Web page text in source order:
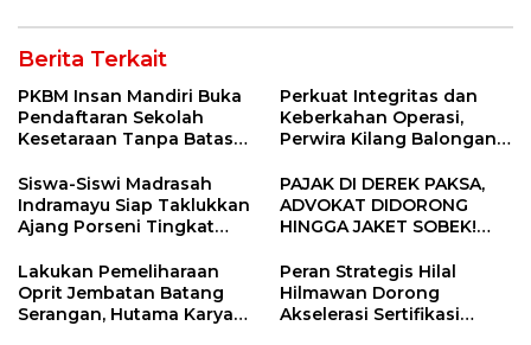
Berita Terkait
PKBM Insan Mandiri Buka
Pendaftaran Sekolah
Kesetaraan Tanpa Batas
Perkuat Integritas dan
Keberkahan Operasi,
Perwira Kilang Balongan
Siswa-Siswi Madrasah
Indramayu Siap Taklukkan
Ajang Porseni Tingkat
PAJAK DI DEREK PAKSA,
ADVOKAT DIDORONG
HINGGA JAKET SOBEK!
Ngamuk Kepung Polresta
Pekanbaru!
Lakukan Pemeliharaan
Oprit Jembatan Batang
Serangan, Hutama Karya
Peran Strategis Hilal
Hilmawan Dorong
Akselerasi Sertifikasi